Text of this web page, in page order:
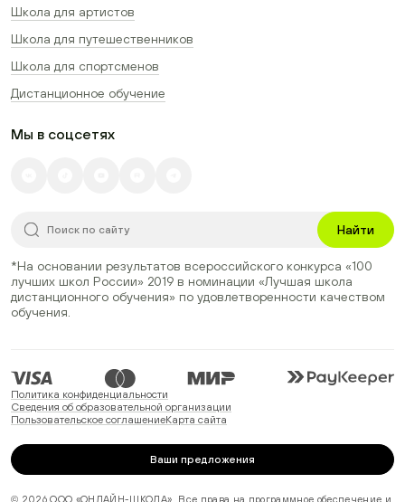
Школа для артистов
Школа для путешественников
Школа для спортсменов
Дистанционное обучение
Мы в соцсетях
Найти
*На основании результатов всероссийского конкурса «100
лучших школ России» 2019 в номинации «Лучшая школа
дистанционного обучения» по удовлетворенности качеством
обучения.
Политика конфиденциальности
Сведения об образовательной организации
Пользовательское соглашениеКарта сайта
Ваши предложения
© 2026 ООО «ОНЛАЙН-ШКОЛА». Все права на программное обеспечение и